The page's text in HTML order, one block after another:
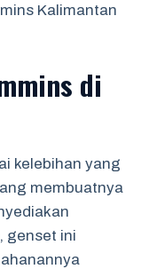
Kalimantan
di
kelebihan yang
membuatnya
genset ini